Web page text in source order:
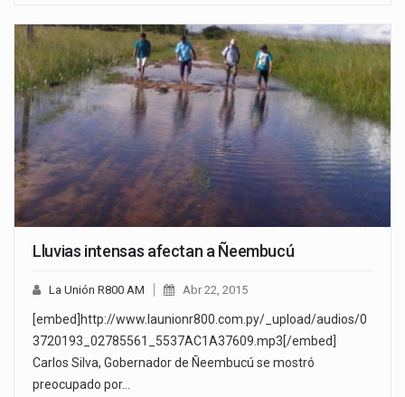
Lluvias intensas afectan a Ñeembucú
La Unión R800 AM Abr 22, 2015
[embed]http://www.launionr800.com.py/_upload/audios/0
3720193_02785561_5537AC1A37609.mp3[/embed]
Carlos Silva, Gobernador de Ñeembucú se mostró
preocupado por…